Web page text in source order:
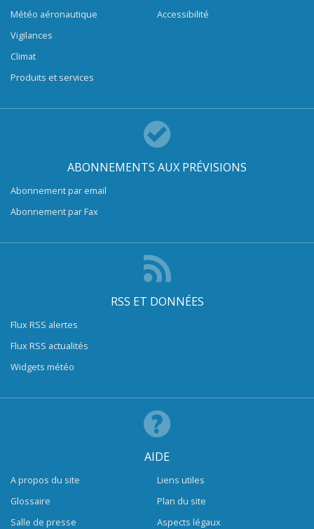
Météo aéronautique
Vigilances
Climat
Produits et services
Accessibilité
ABONNEMENTS AUX PRÉVISIONS
Abonnement par email
Abonnement par Fax
RSS ET DONNÉES
Flux RSS alertes
Flux RSS actualités
Widgets météo
AIDE
A propos du site
Glossaire
Salle de presse
Liens utiles
Plan du site
Aspects légaux